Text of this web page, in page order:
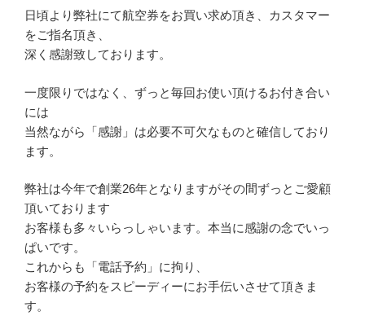
日頃より弊社にて航空券をお買い求め頂き、カスタマー
をご指名頂き、
深く感謝致しております。
一度限りではなく、ずっと毎回お使い頂けるお付き合い
には
当然ながら「感謝」は必要不可欠なものと確信しており
ます。
弊社は今年で創業26年となりますがその間ずっとご愛顧
頂いております
お客様も多々いらっしゃいます。本当に感謝の念でいっ
ぱいです。
これからも「電話予約」に拘り、
お客様の予約をスピーディーにお手伝いさせて頂きま
す。